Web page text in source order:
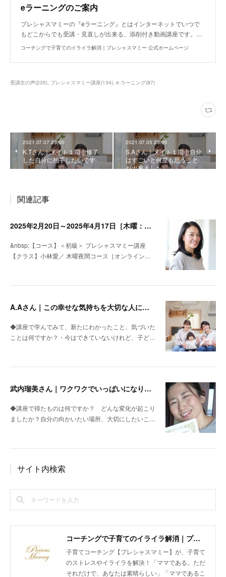
eラーニングのご案内
プレシャスマミーの『eラーニング』とはインターネットでいつで
もどこからでも受講・見直しが出来る、添削付き動画講座です。…
コーチングで子育てのイライラ解消｜プレシャスマミー 公式ホームページ
受講生の声(235) プレシャスマミー講座(134) e-ラーニング(87)
2021.07.07 23:00
K.Tさん｜メイト１期｜修了
した自分に拍手したいです
2021.07.05 23:00
S.Aさん｜メイト１期｜自分
はすごいと何度も思うこと
が出来ました
関連記事
2025年2月20日～2025年4月17日［木曜：オンライン］小林愛・＜初級＞プレシャスマミー講座名
&nbsp;【コース】＜初級＞ プレシャスマミー講座
【クラス】小林愛／ 木曜夜間コース［オンライン…
A.Aさん｜この幸せな気持ちを大切な人に返していきたいと思いました
◆講座で学んでみて、新たにわかったこと、気づいた
ことは何ですか？・今はできていないけれど、子ど…
武内瑠美さん｜ワクワクでいっぱいになりました
◆講座で得たものは何ですか？ どんな変化が起こり
ましたか？自分の向かいたい場所、大切にしたいこ…
サイト内検索
コーチングで子育てのイライラ解消｜プレシャスマミー 公式ホームページ
子育てコーチング【プレシャスマミー】が、子育て
のストレスやイライラを解決！「ママである。ただ
それだけで、あなたは素晴らしい」「ママであるこ